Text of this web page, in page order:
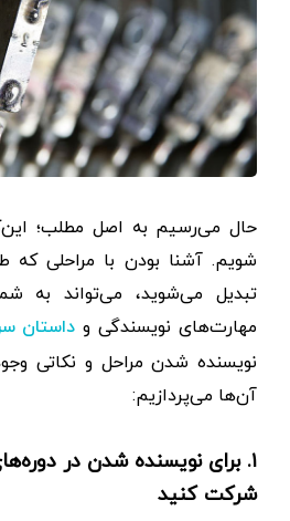
حال می‌رسیم به اصل مطلب؛
شویم. آشنا بودن با مراحلی
تبدیل می‌شوید، می‌تواند به
مهارت‌های نویسندگی و داستان
نویسنده شدن مراحل و نکاتی
آن‌ها می‌پردازیم:
۱. برای نویسنده شدن در
شرکت کنید